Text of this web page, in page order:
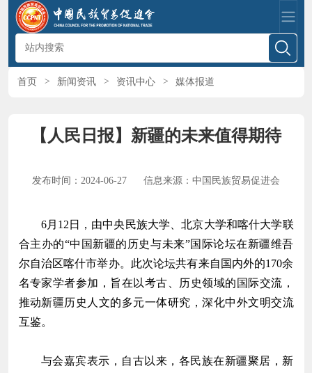
首页 > 新闻资讯 > 资讯中心 > 媒体报道
【人民日报】新疆的未来值得期待
发布时间：2024-06-27 信息来源：中国民族贸易促进会
6月12日，由中央民族大学、北京大学和喀什大学联
合主办的“中国新疆的历史与未来”国际论坛在新疆维吾
尔自治区喀什市举办。此次论坛共有来自国内外的170余
名专家学者参加，旨在以考古、历史领域的国际交流，
推动新疆历史人文的多元一体研究，深化中外文明交流
互鉴。
与会嘉宾表示，自古以来，各民族在新疆聚居，新